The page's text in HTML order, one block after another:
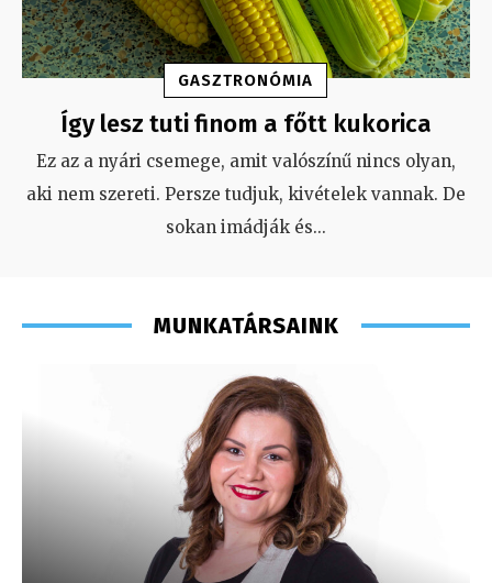
GASZTRONÓMIA
Így lesz tuti finom a főtt kukorica
Ez az a nyári csemege, amit valószínű nincs olyan,
aki nem szereti. Persze tudjuk, kivételek vannak. De
sokan imádják és...
MUNKATÁRSAINK